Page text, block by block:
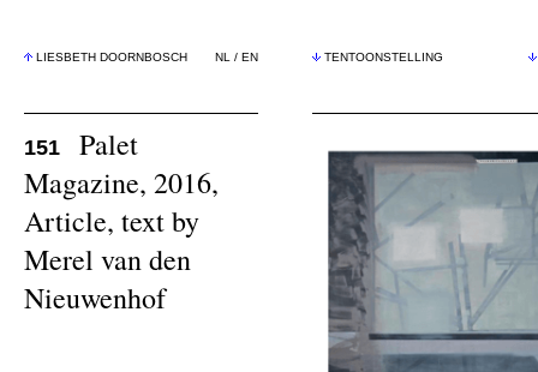
LIESBETH DOORNBOSCH NL / EN TENTOONSTELLING
151
Palet
Magazine, 2016,
Article, text by
Merel van den
Nieuwenhof